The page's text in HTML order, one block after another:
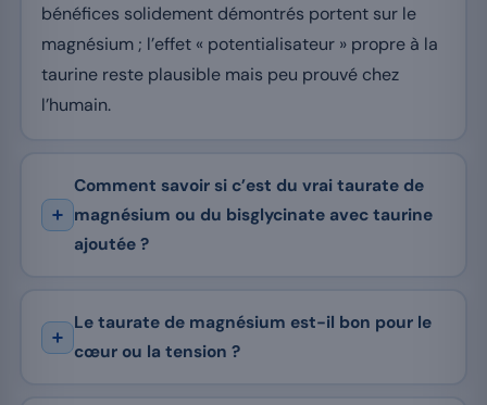
bénéfices solidement démontrés portent sur le
magnésium ; l’effet « potentialisateur » propre à la
taurine reste plausible mais peu prouvé chez
l’humain.
Comment savoir si c’est du vrai taurate de
magnésium ou du bisglycinate avec taurine
ajoutée ?
Le taurate de magnésium est-il bon pour le
cœur ou la tension ?